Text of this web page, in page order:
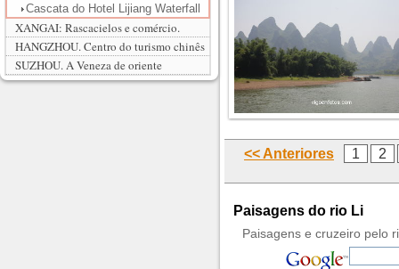
<< Anteriores 1 2
Paisagens do rio Li
Paisagens e cruzeiro pelo
Cascata do Hotel Lijiang Waterfall
XANGAI: Rascacielos e comércio.
HANGZHOU. Centro do turismo chinês
SUZHOU. A Veneza de oriente